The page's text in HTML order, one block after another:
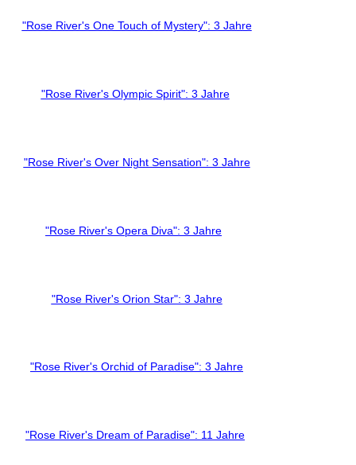
"Rose River's One Touch of Mystery": 3 Jahre
"Rose River's Olympic Spirit": 3 Jahre
"Rose River's Over Night Sensation": 3 Jahre
"Rose River's Opera Diva": 3 Jahre
"Rose River's Orion Star": 3 Jahre
"Rose River's Orchid of Paradise": 3 Jahre
"Rose River's Dream of Paradise": 11 Jahre